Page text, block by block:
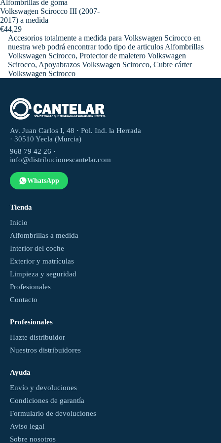
Alfombrillas de goma
Volkswagen Scirocco III (2007-
2017) a medida
€44,29
Accesorios totalmente a medida para Volkswagen Scirocco en
nuestra web podrá encontrar todo tipo de articulos Alfombrillas
Volkswagen Scirocco, Protector de maletero Volkswagen
Scirocco, Apoyabrazos Volkswagen Scirocco, Cubre cárter
Volkswagen Scirocco
Av. Juan Carlos I, 48 · Pol. Ind. la Herrada
· 30510 Yecla (Murcia)
968 79 42 26 ·
info@distribucionescantelar.com
WhatsApp
Tienda
Inicio
Alfombrillas a medida
Interior del coche
Exterior y matrículas
Limpieza y seguridad
Profesionales
Contacto
Profesionales
Hazte distribuidor
Nuestros distribuidores
Ayuda
Envío y devoluciones
Condiciones de garantía
Formulario de devoluciones
Aviso legal
Sobre nosotros